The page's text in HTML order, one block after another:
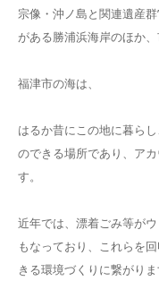
宗像・沖ノ島と関連遺産
がある勝浦浜海岸のほか
福津市の海は、
はるか昔にこの地に暮ら
のできる場所であり、ア
す。
近年では、漂着ごみ等が
もなっており、これらを
きる環境づくりに繋がり